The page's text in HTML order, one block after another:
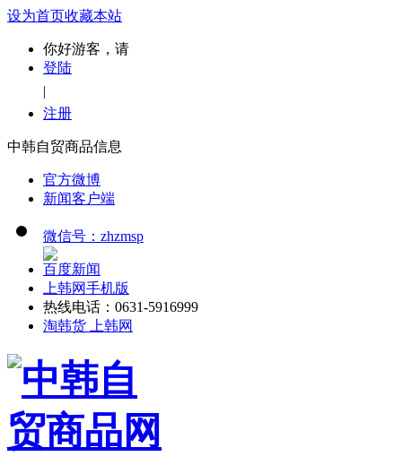
设为首页收藏本站
你好游客，请
登陆
|
注册
中韩自贸商品信息
官方微博
新闻客户端
微信号：zhzmsp
百度新闻
上韩网手机版
热线电话：0631-5916999
淘韩货 上韩网